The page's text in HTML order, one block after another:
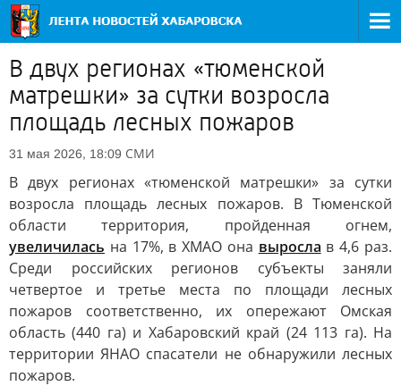
В двух регионах «тюменской
матрешки» за сутки возросла
площадь лесных пожаров
31 мая 2026, 18:09 СМИ
В двух регионах «тюменской матрешки» за сутки
возросла площадь лесных пожаров. В Тюменской
области территория, пройденная огнем,
увеличилась на 17%, в ХМАО она выросла в 4,6 раз.
Среди российских регионов субъекты заняли
четвертое и третье места по площади лесных
пожаров соответственно, их опережают Омская
область (440 га) и Хабаровский край (24 113 га). На
территории ЯНАО спасатели не обнаружили лесных
пожаров.